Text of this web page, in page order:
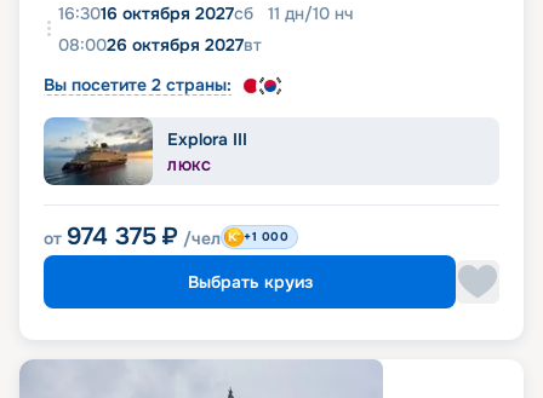
16:3016 октября 2027сб 11 дн/10 нч
08:0026 октября 2027вт
Вы посетите 2 страны:
Explora III
ЛЮКС
от 974 375 ₽ /чел +1 000
Выбрать круиз